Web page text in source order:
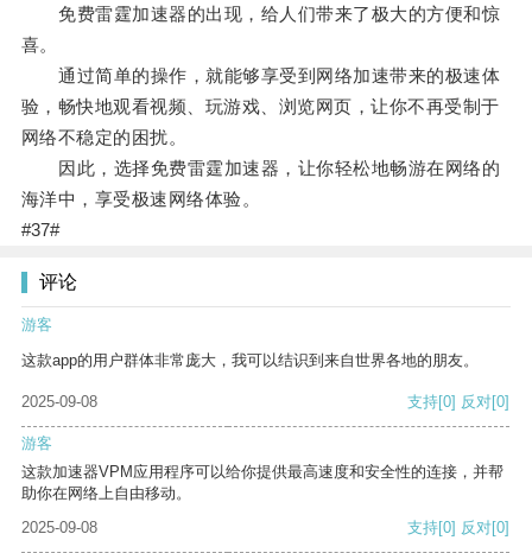
免费雷霆加速器的出现，给人们带来了极大的方便和惊
喜。
通过简单的操作，就能够享受到网络加速带来的极速体
验，畅快地观看视频、玩游戏、浏览网页，让你不再受制于
网络不稳定的困扰。
因此，选择免费雷霆加速器，让你轻松地畅游在网络的
海洋中，享受极速网络体验。
#37#
评论
游客
这款app的用户群体非常庞大，我可以结识到来自世界各地的朋友。
2025-09-08 支持[0] 反对[0]
游客
这款加速器VPM应用程序可以给你提供最高速度和安全性的连接，并帮
助你在网络上自由移动。
2025-09-08
支持[0] 反对[0]